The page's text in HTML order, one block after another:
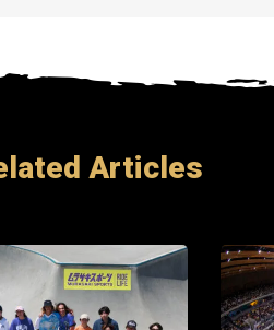
Articles